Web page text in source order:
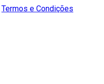
Termos e Condições